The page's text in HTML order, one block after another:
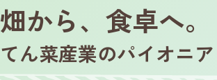
畑から、食卓へ。
てん菜産業のパイオニア